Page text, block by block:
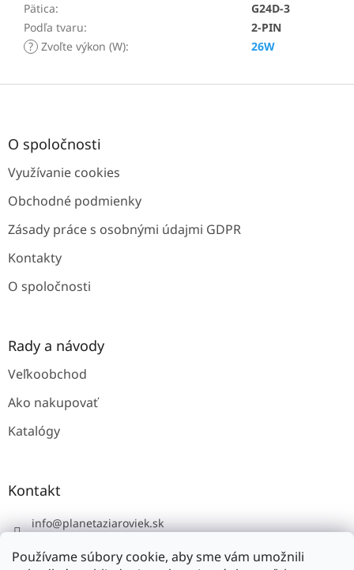
Používame súbory cookie, aby sme vám umožnili
Pätica:
G24D-3
Podľa tvaru:
2-PIN
? Zvoľte výkon (W): 26W
Z
O spoločnosti
Využívanie cookies
Obchodné podmienky
Zásady práce s osobnými údajmi GDPR
Kontakty
O spoločnosti
Rady a návody
Veľkoobchod
Ako nakupovať
Katalógy
Kontakt
info@planetaziaroviek.sk